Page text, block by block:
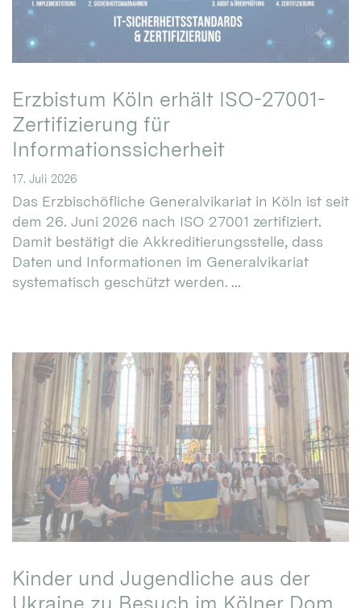
Erzbistum Köln erhält ISO-27001-
Zertifizierung für
Informationssicherheit
17. Juli 2026
Das Erzbischöfliche Generalvikariat in Köln ist seit
dem 26. Juni 2026 nach ISO 27001 zertifiziert.
Damit bestätigt die Akkreditierungsstelle, dass
Daten und Informationen im Generalvikariat
systematisch geschützt werden. ...
Kinder und Jugendliche aus der